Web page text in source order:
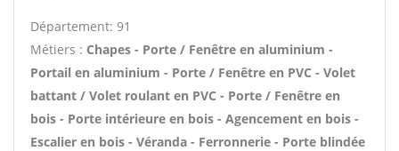
Département: 91
Métiers : Chapes - Porte / Fenêtre en aluminium -
Portail en aluminium - Porte / Fenêtre en PVC - Volet
battant / Volet roulant en PVC - Porte / Fenêtre en
bois - Porte intérieure en bois - Agencement en bois -
Escalier en bois - Véranda - Ferronnerie - Porte blindée